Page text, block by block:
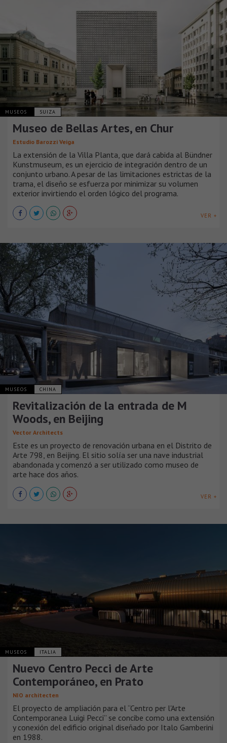
MUSEOS SUIZA
Museo de Bellas Artes, en Chur
Estudio Barozzi Veiga
La extensión de la Villa Planta, que dará cabida al Bündner
Kunstmuseum, es un ejercicio de integración dentro de un
conjunto urbano. A pesar de las limitaciones estrictas de la
trama, el diseño se esfuerza por minimizar su volumen
exterior invirtiendo el orden lógico del programa.
VER +
MUSEOS CHINA
Revitalización de la entrada de M
Woods, en Beijing
Vector Architects
Este es un proyecto de renovación urbana en el Distrito de
Arte 798, en Beijing. El sitio solía ser una nave industrial
abandonada y comenzó a ser utilizado como museo de
arte hace dos años.
VER +
MUSEOS ITALIA
Nuevo Centro Pecci de Arte
Contemporáneo​,​ en Prato
NIO architecten
El proyecto de ampliación para el “Centro per l'Arte
Contemporanea Luigi Pecci” se concibe como una extensión
y conexión del edificio original diseñado por Italo Gamberini
en 1988.